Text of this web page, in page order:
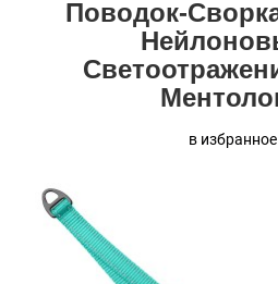
Поводок-
в избранное